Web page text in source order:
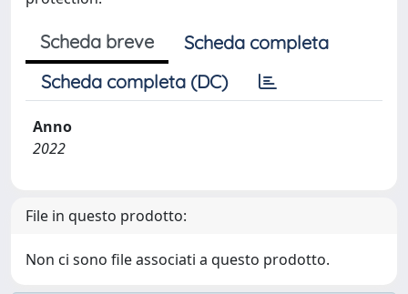
Scheda breve
Scheda completa
Scheda completa (DC)
Anno
2022
File in questo prodotto:
Non ci sono file associati a questo prodotto.